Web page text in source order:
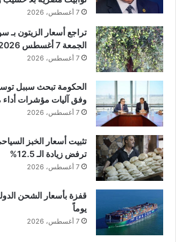
7 أغسطس، 2026
تراجع أسعار الزيتون بـ
الجمعة 7 أغسطس 2026
7 أغسطس، 2026
الحكومة تبحث سببل
وفق آليات مؤشرات أداء
7 أغسطس، 2026
تثبيت أسعار الخبز
ترفض زيادة الـ 12.5%
7 أغسطس، 2026
يوماً
7 أغسطس، 2026